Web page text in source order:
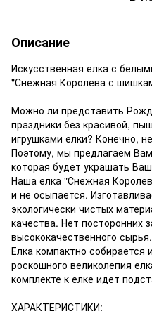
Описание
Искусственная елка с
"Снежная Королева с
Можно ли представить
праздники без красивой,
игрушками елки? Конечно,
Поэтому, мы предлагаем
которая будет украшать
Наша елка "Снежная
и не осыпается.
экологически чистых
качества. Нет посторонних
высококачественного сырья.
Елка компактно собирается
роскошного великолепия
комплекте к елке идет
ХАРАКТЕРИСТИКИ: